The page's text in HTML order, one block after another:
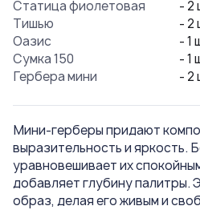
Статица фиолетовая
- 2
Тишью
- 2
Оазис
- 1
Сумка 150
- 1
Гербера мини
- 2
Мини-герберы придают
выразительность и яркость.
уравновешивает их
добавляет глубину палитры.
образ, делая его живым и